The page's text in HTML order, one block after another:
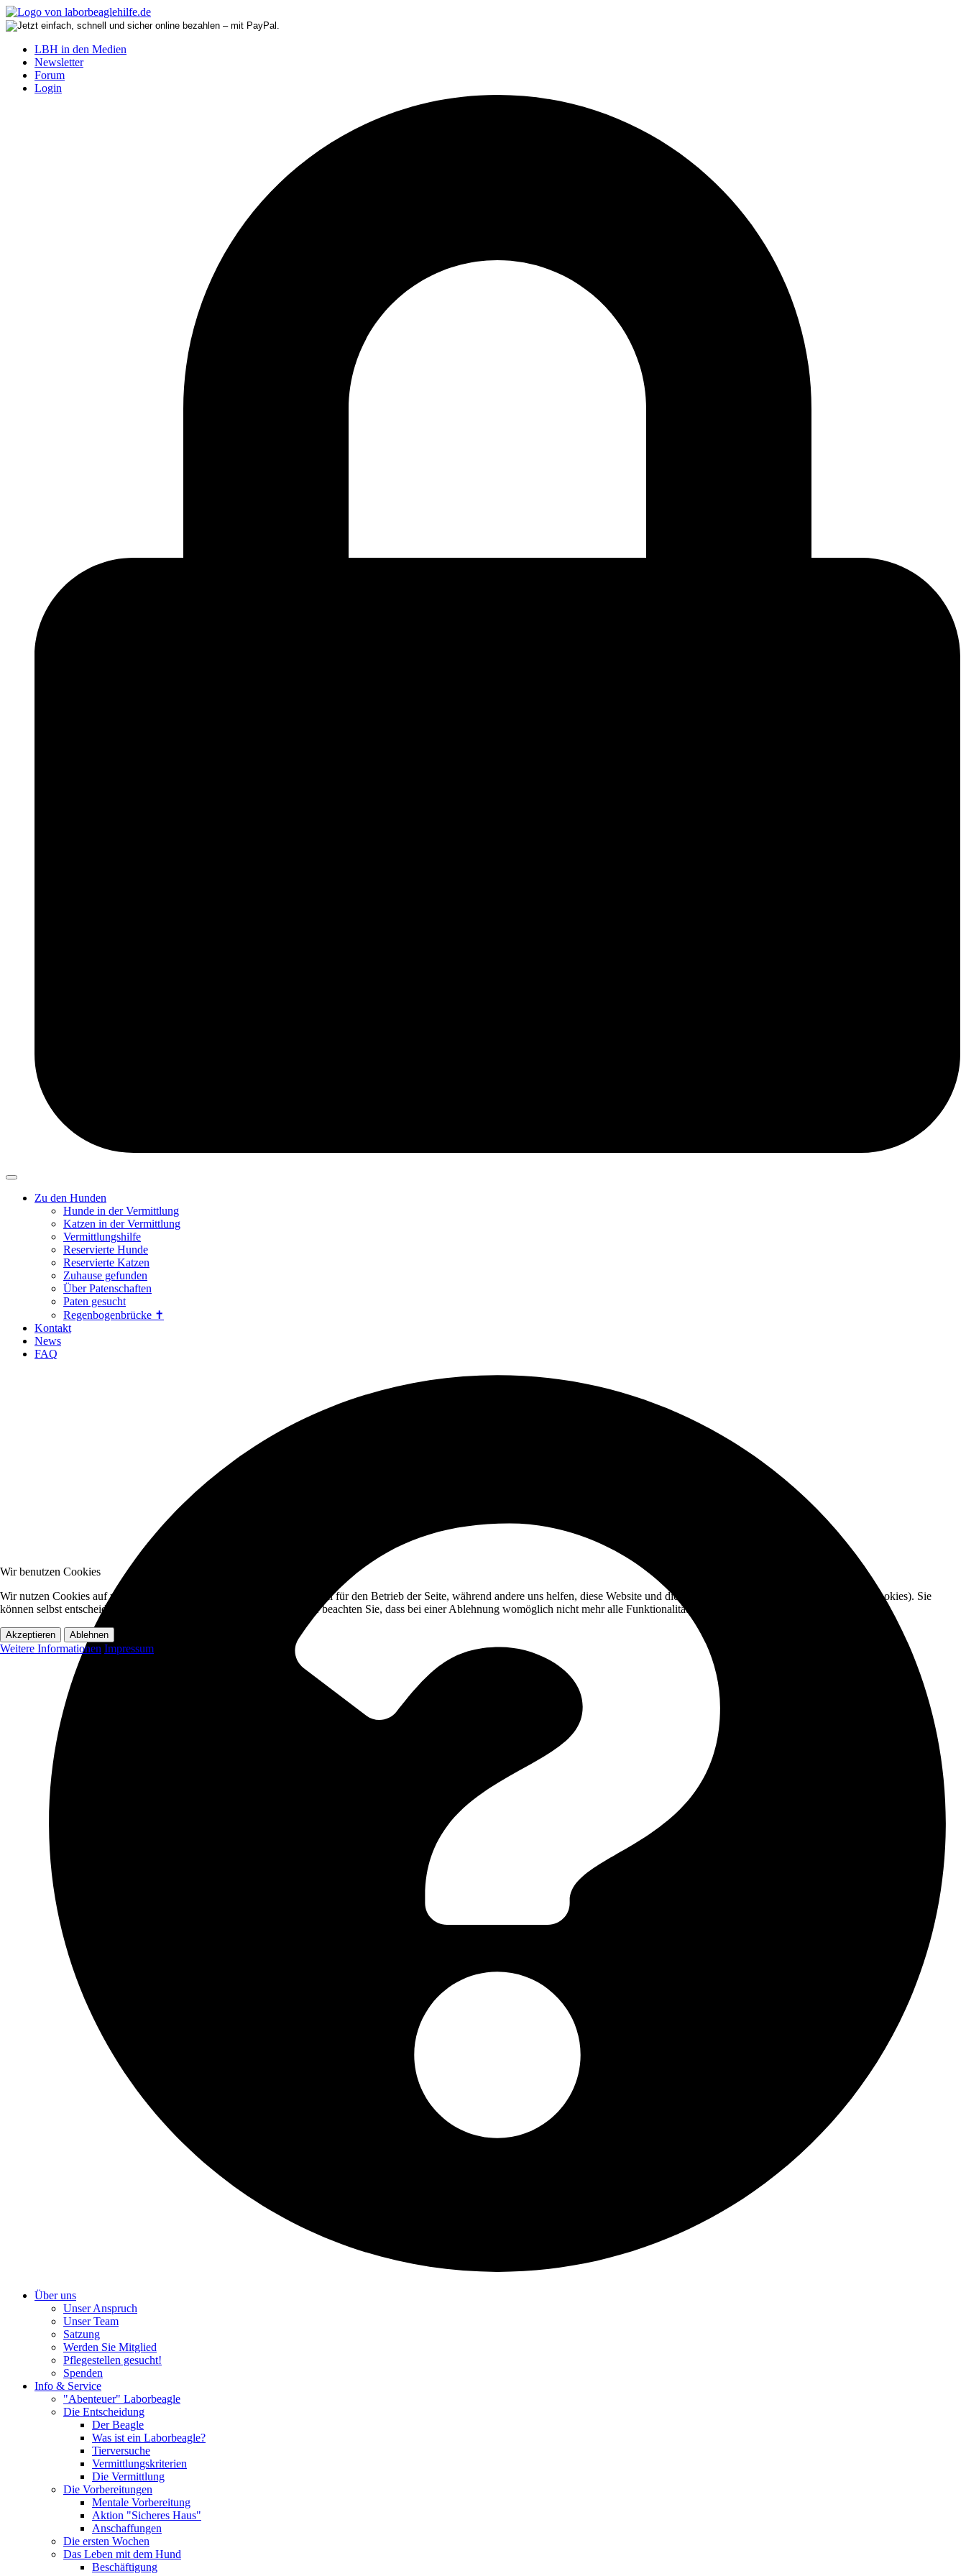
LBH in den Medien
Newsletter
Forum
Login
Zu den Hunden
Hunde in der Vermittlung
Katzen in der Vermittlung
Vermittlungshilfe
Reservierte Hunde
Reservierte Katzen
Zuhause gefunden
Über Patenschaften
Paten gesucht
Regenbogenbrücke ✝
Kontakt
News
FAQ
Über uns
Unser Anspruch
Unser Team
Satzung
Werden Sie Mitglied
Pflegestellen gesucht!
Spenden
Info & Service
"Abenteuer" Laborbeagle
Die Entscheidung
Der Beagle
Was ist ein Laborbeagle?
Tierversuche
Vermittlungskriterien
Die Vermittlung
Die Vorbereitungen
Mentale Vorbereitung
Aktion "Sicheres Haus"
Anschaffungen
Die ersten Wochen
Das Leben mit dem Hund
Beschäftigung
Wir benutzen Cookies
Wir nutzen Cookies auf unserer Website. Einige von ihnen sind essenziell für den Betrieb der Seite, während andere uns helfen, diese Website und die Nutzererfahrung zu verbessern (Tracking Cookies). Sie
können selbst entscheiden, ob Sie die Cookies zulassen möchten. Bitte beachten Sie, dass bei einer Ablehnung womöglich nicht mehr alle Funktionalitäten der Seite zur Verfügung stehen.
Akzeptieren Ablehnen
Weitere Informationen Impressum